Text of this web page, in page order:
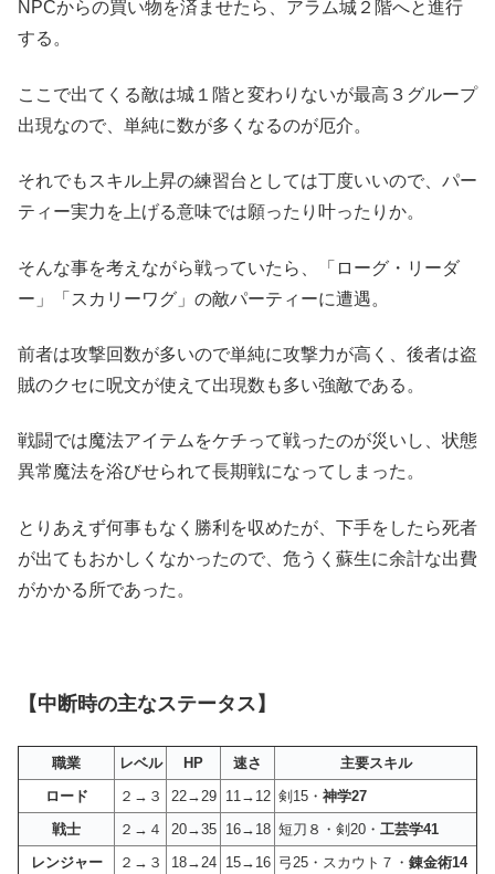
NPCからの買い物を済ませたら、アラム城２階へと進行
する。
ここで出てくる敵は城１階と変わりないが最高３グループ
出現なので、単純に数が多くなるのが厄介。
それでもスキル上昇の練習台としては丁度いいので、パー
ティー実力を上げる意味では願ったり叶ったりか。
そんな事を考えながら戦っていたら、「ローグ・リーダ
ー」「スカリーワグ」の敵パーティーに遭遇。
前者は攻撃回数が多いので単純に攻撃力が高く、後者は盗
賊のクセに呪文が使えて出現数も多い強敵である。
戦闘では魔法アイテムをケチって戦ったのが災いし、状態
異常魔法を浴びせられて長期戦になってしまった。
とりあえず何事もなく勝利を収めたが、下手をしたら死者
が出てもおかしくなかったので、危うく蘇生に余計な出費
がかかる所であった。
【中断時の主なステータス】
職業 レベル HP 速さ
主要スキル
ロード
２→３ 22→29 11→12 剣15・ 神学27
戦士
２→４ 20→35 16→18 短刀８・剣20・ 工芸学41
レンジャー
２→３ 18→24 15→16 弓25・スカウト７・ 錬金術14